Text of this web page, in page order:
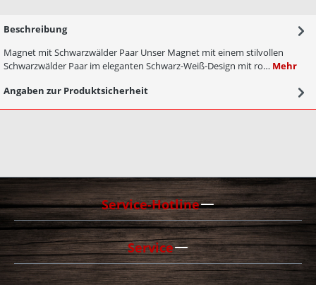
Beschreibung
Magnet mit Schwarzwälder Paar Unser Magnet mit einem stilvollen
Schwarzwälder Paar im eleganten Schwarz-Weiß-Design mit ro… Mehr
Angaben zur Produktsicherheit
Service-Hotline
Service